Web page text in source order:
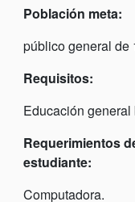
Población meta:
público general de
Requisitos:
Educación general
Requerimientos
estudiante:
Computadora.